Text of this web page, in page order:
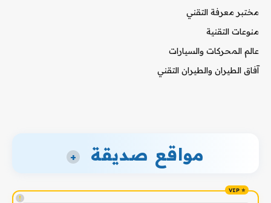
مختبر معرفة التقني
منوعات التقنية
عالم المحركات والسيارات
آفاق الطيران والطيران التقني
مواقع صديقة +
!